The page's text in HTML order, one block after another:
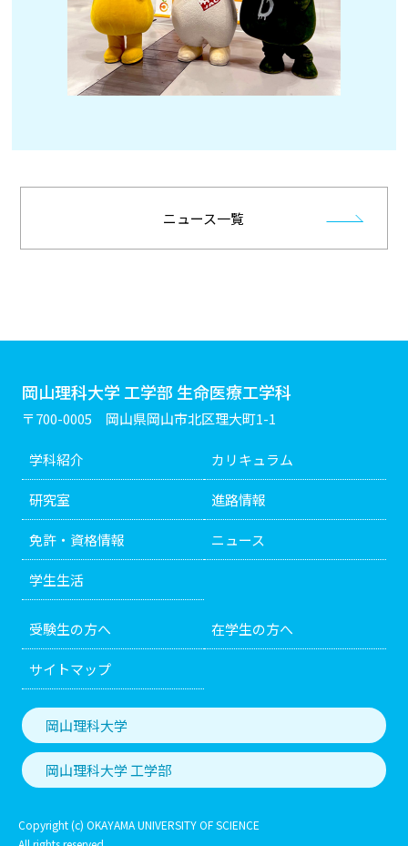
ニュース一覧
岡山理科大学 工学部 生命医療工学科
〒700-0005 岡山県岡山市北区理大町1-1
学科紹介 カリキュラム
研究室 進路情報
免許・資格情報 ニュース
学生生活
受験生の方へ 在学生の方へ
サイトマップ
岡山理科大学
岡山理科大学 工学部
Copyright (c) OKAYAMA UNIVERSITY OF SCIENCE